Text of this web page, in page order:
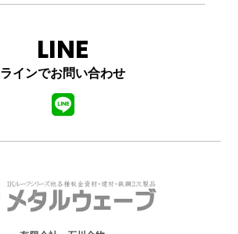
LINE
ラインでお問い合わせ